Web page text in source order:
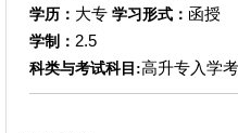
学历： 大专 学习形式： 函授
学制： 2.5
科类与考试科目:高升专入学